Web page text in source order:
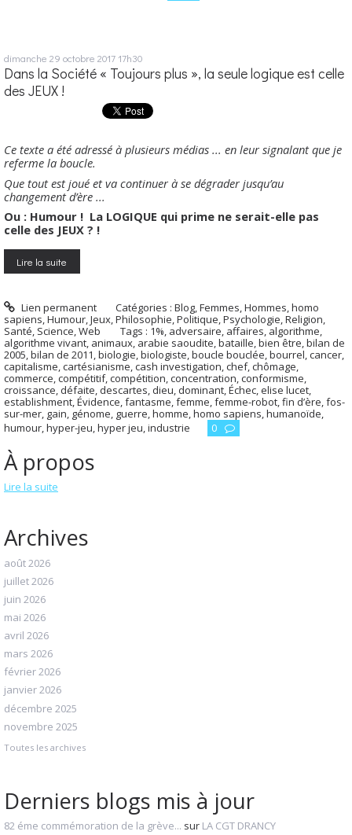
dimanche 29 octobre 201717h30
Dans la Société « Toujours plus », la seule logique est celle
des JEUX !
Ce texte a été adressé à plusieurs médias ... en leur signalant que je
referme la boucle.
Que tout est joué et va continuer à se dégrader jusqu’au
changement d’ère ...
Ou : Humour ! La LOGIQUE qui prime ne serait-elle pas
celle des JEUX ? !
Lire la suite
Lien permanent Catégories :Blog,Femmes,Hommes, homo
sapiens,Humour,Jeux,Philosophie,Politique,Psychologie,Religion,
Santé, Science,Web Tags : 1%, adversaire, affaires, algorithme,
algorithme vivant, animaux, arabie saoudite,bataille,bien être,bilan de
2005,bilan de 2011,biologie,biologiste,boucle bouclée,bourrel,cancer,
capitalisme,cartésianisme,cash investigation,chef,chômage,
commerce,compétitif,compétition,concentration,conformisme,
croissance, défaite, descartes, dieu, dominant,Échec,elise lucet,
establishment,Évidence,fantasme,femme,femme-robot,fin d’ère,fos-
sur-mer, gain, génome, guerre,homme,homo sapiens,humanoïde,
humour,hyper-jeu,hyper jeu,industrie 0
À propos
Lire la suite
Archives
août 2026
juillet 2026
juin 2026
mai 2026
avril 2026
mars 2026
février 2026
janvier 2026
décembre 2025
novembre 2025
Toutes les archives
Derniers blogs mis à jour
82 éme commémoration de la grève... sur LA CGT DRANCY